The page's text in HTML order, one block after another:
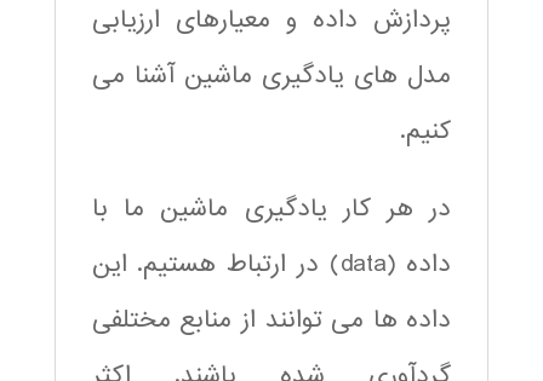
پردازش داده و معیارهای ارزیابی
مدل های یادگیری ماشین آشنا می
کنیم.
در هر کار یادگیری ماشین ما با
داده (data) در ارتباط هستیم. این
داده ها می توانند از منابع مختلفی